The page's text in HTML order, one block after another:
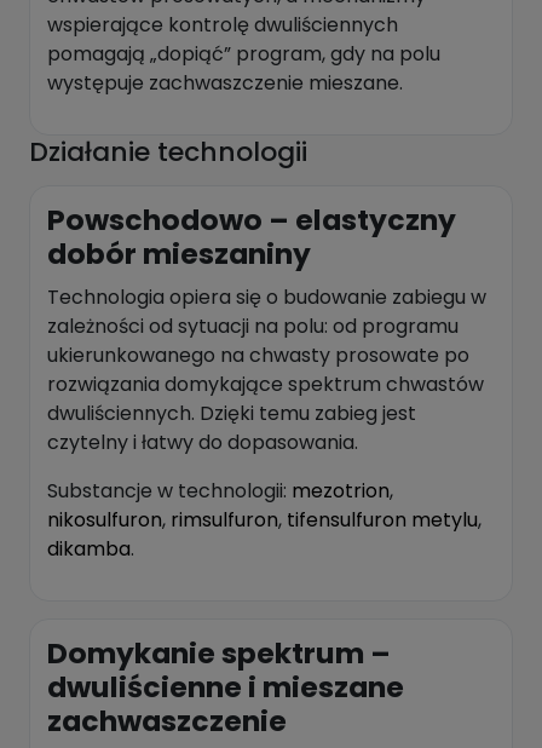
wspierające kontrolę dwuliściennych
pomagają „dopiąć” program, gdy na polu
występuje zachwaszczenie mieszane.
Działanie technologii
Powschodowo – elastyczny
dobór mieszaniny
Technologia opiera się o budowanie zabiegu w
zależności od sytuacji na polu: od programu
ukierunkowanego na chwasty prosowate po
rozwiązania domykające spektrum chwastów
dwuliściennych. Dzięki temu zabieg jest
czytelny i łatwy do dopasowania.
Substancje w technologii: mezotrion,
nikosulfuron, rimsulfuron, tifensulfuron metylu,
dikamba.
Domykanie spektrum –
dwuliścienne i mieszane
zachwaszczenie